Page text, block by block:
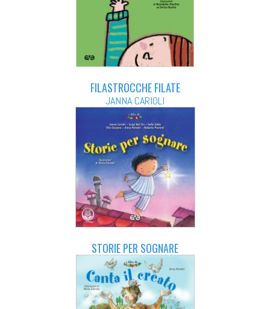
FILASTROCCHE FILATE
JANNA CARIOLI
STORIE PER SOGNARE